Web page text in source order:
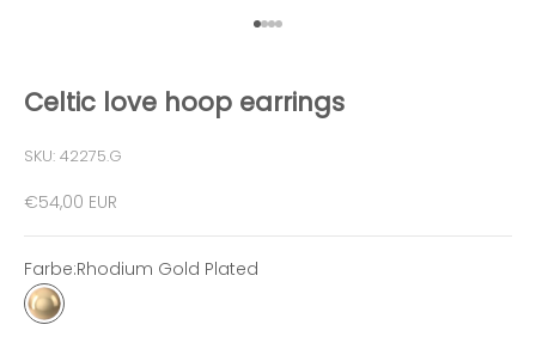
Gehe zu Element 1
Gehe zu Element 2
Gehe zu Element 3
Gehe zu Element 4
Celtic love hoop earrings
SKU: 42275.G
Angebot
€54,00 EUR
Farbe:Rhodium Gold Plated
Rhodium Gold Plated